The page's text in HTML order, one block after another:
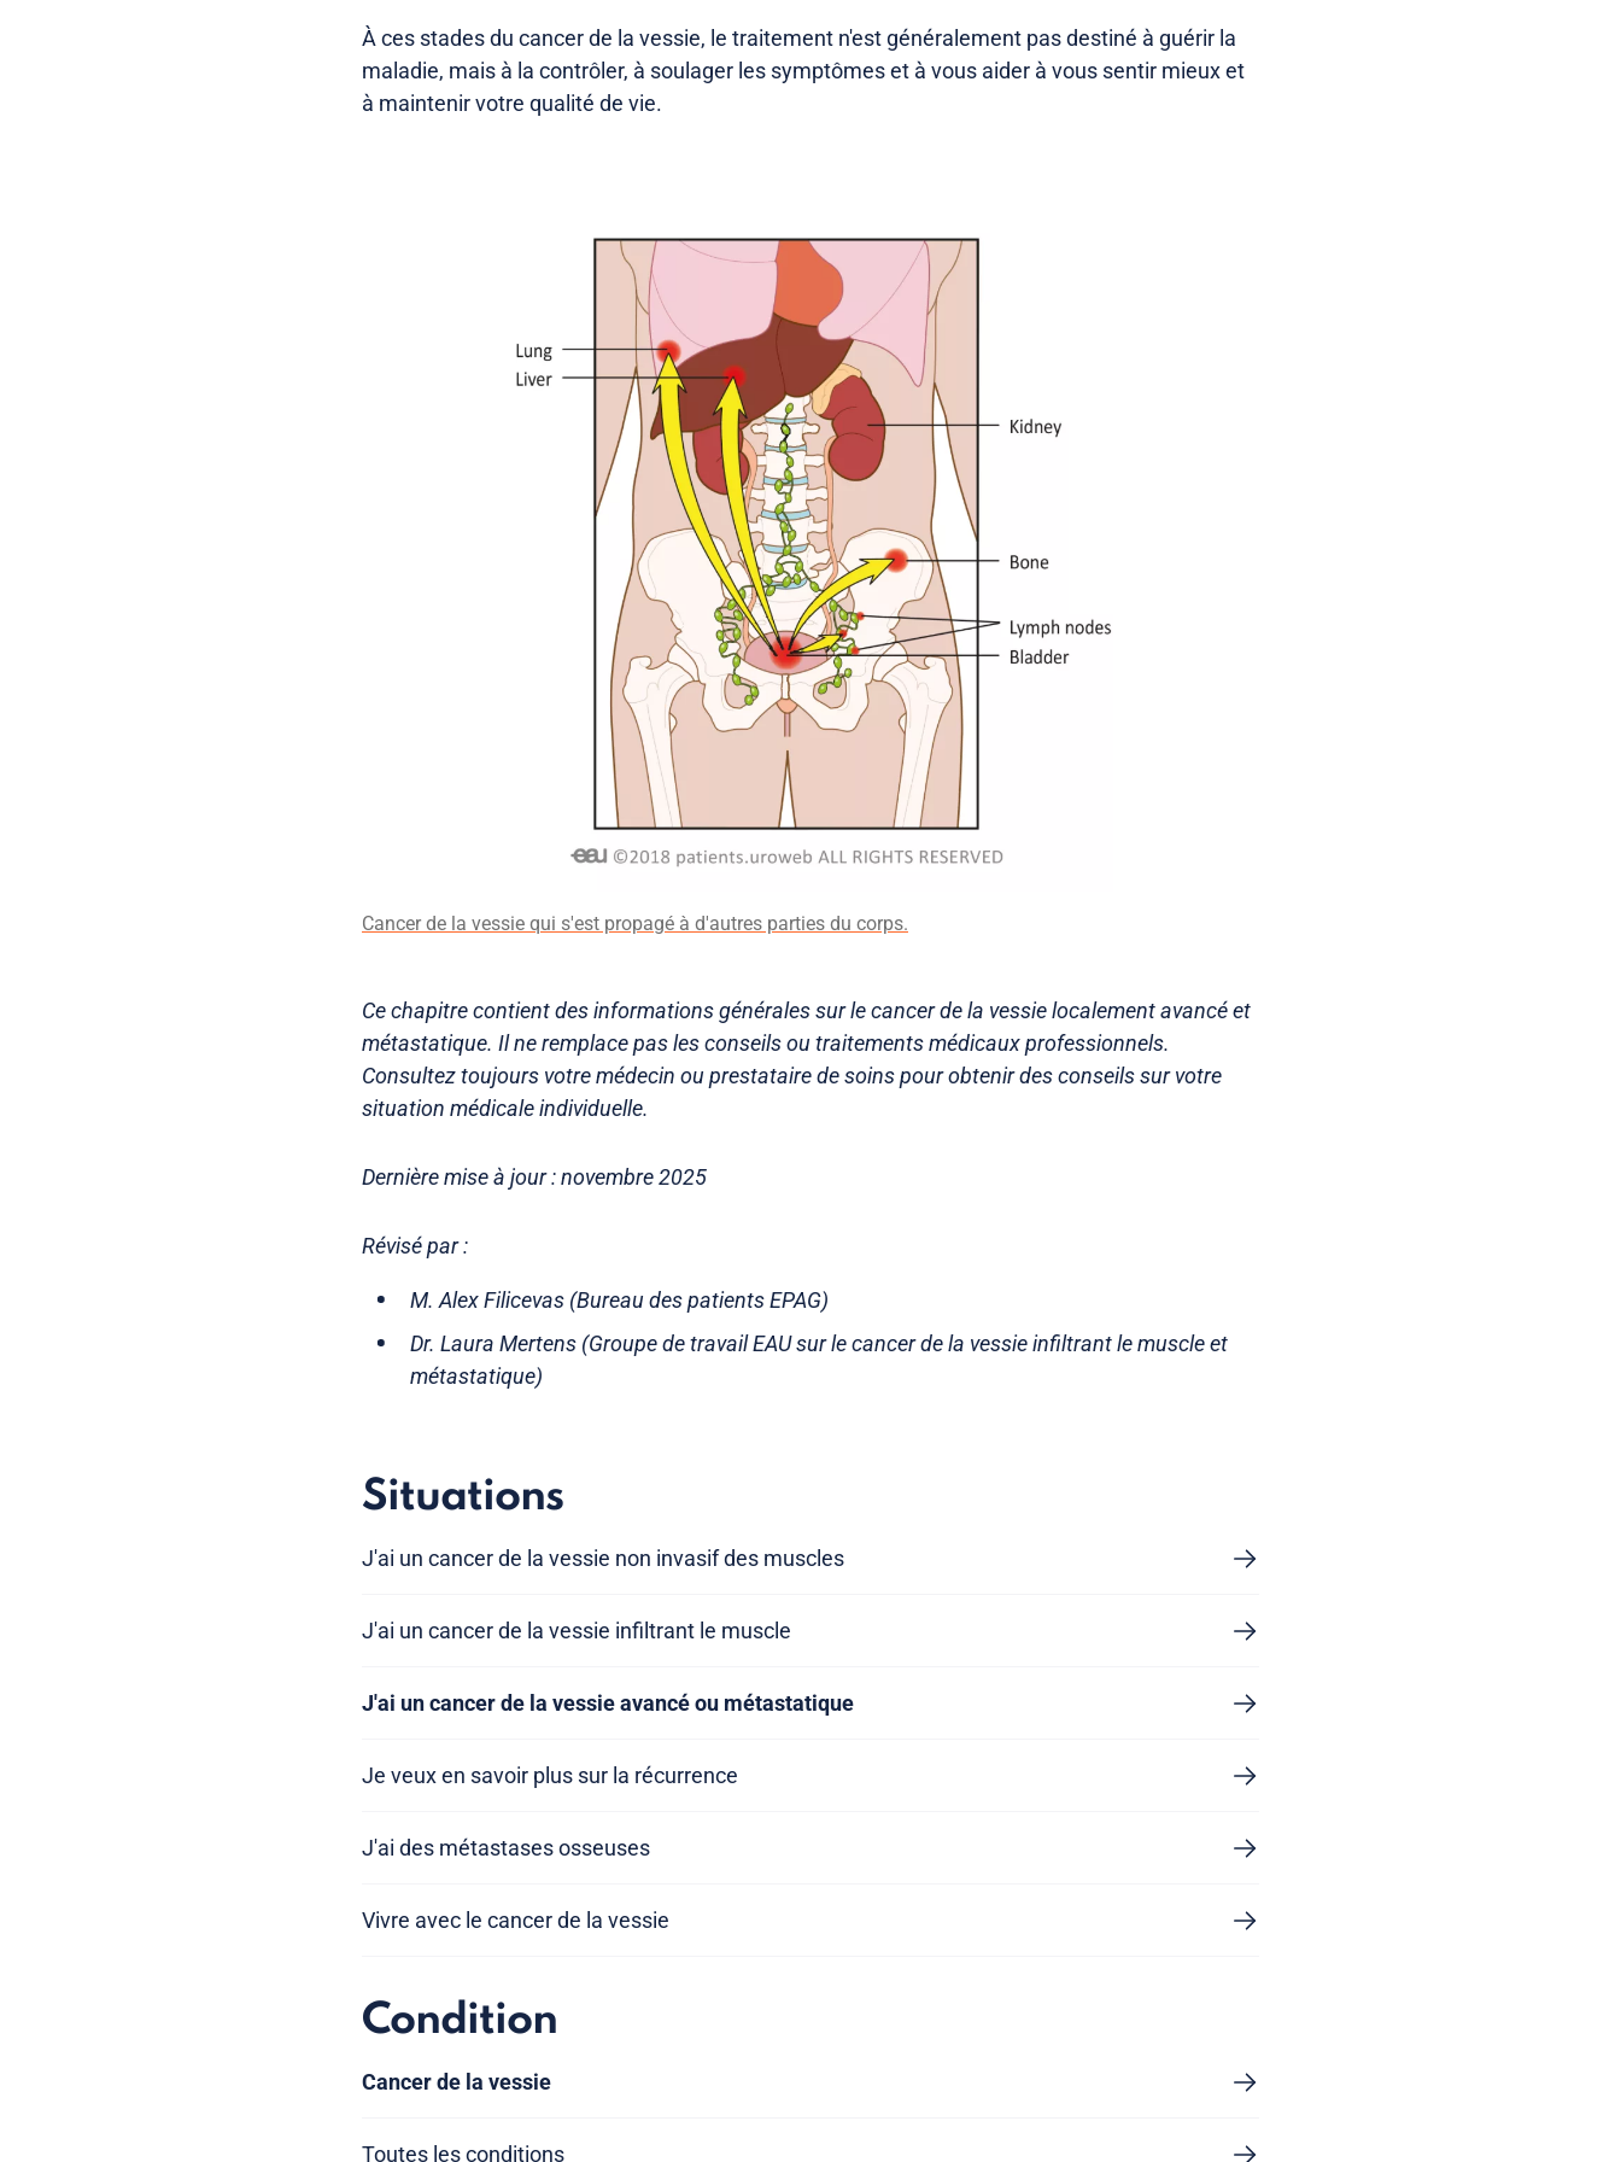
À ces stades du cancer de la vessie, le traitement n'est généralement pas destiné à guérir la
maladie, mais à la contrôler, à soulager les symptômes et à vous aider à vous sentir mieux et
à maintenir votre qualité de vie.
Cancer de la vessie qui s'est propagé à d'autres parties du corps.
Ce chapitre contient des informations générales sur le cancer de la vessie localement avancé et
métastatique. Il ne remplace pas les conseils ou traitements médicaux professionnels.
Consultez toujours votre médecin ou prestataire de soins pour obtenir des conseils sur votre
situation médicale individuelle.
Dernière mise à jour : novembre 2025
Révisé par :
M. Alex Filicevas (Bureau des patients EPAG)
Dr. Laura Mertens (Groupe de travail EAU sur le cancer de la vessie infiltrant le muscle et
métastatique)
Situations
J'ai un cancer de la vessie non invasif des muscles
J'ai un cancer de la vessie infiltrant le muscle
J'ai un cancer de la vessie avancé ou métastatique
Je veux en savoir plus sur la récurrence
J'ai des métastases osseuses
Vivre avec le cancer de la vessie
Condition
Cancer de la vessie
Toutes les conditions